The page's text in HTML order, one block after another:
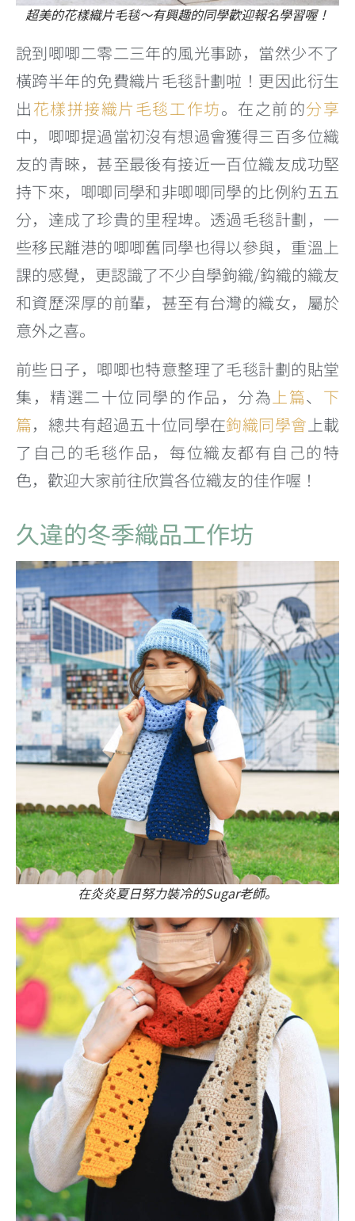
超美的花樣織片毛毯～有興趣的同學歡迎報名學習喔！
說到唧唧二零二三年的風光事跡，當然少不了
橫跨半年的免費織片毛毯計劃啦！更因此衍生
出花樣拼接織片毛毯工作坊。在之前的分享
中，唧唧提過當初沒有想過會獲得三百多位織
友的青睞，甚至最後有接近一百位織友成功堅
持下來，唧唧同學和非唧唧同學的比例約五五
分，達成了珍貴的里程埤。透過毛毯計劃，一
些移民離港的唧唧舊同學也得以參與，重溫上
課的感覺，更認識了不少自學鉤織/鈎織的織友
和資歷深厚的前輩，甚至有台灣的織女，屬於
意外之喜。
前些日子，唧唧也特意整理了毛毯計劃的貼堂
集，精選二十位同學的作品，分為上篇、 下
篇，總共有超過五十位同學在鉤織同學會上載
了自己的毛毯作品，每位織友都有自己的特
色，歡迎大家前往欣賞各位織友的佳作喔！
久違的冬季織品工作坊
在炎炎夏日努力裝冷的Sugar老師。